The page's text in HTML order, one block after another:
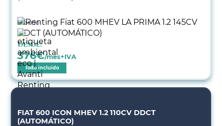
Híbrido
Desde:
376€/mes+IVA
Todo incluido
FIAT 600 ICON MHEV 1.2 110CV DDCT
(AUTOMÁTICO)